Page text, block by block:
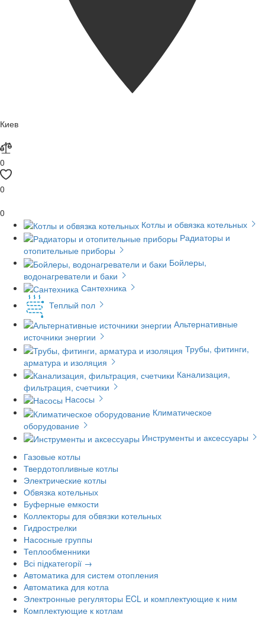
Киев
0
0
0
Котлы и обвязка котельных
Радиаторы и
отопительные приборы
Бойлеры,
водонагреватели и баки
Сантехника
Теплый пол
Альтернативные
источники энергии
Трубы, фитинги,
арматура и изоляция
Канализация,
фильтрация, счетчики
Насосы
Климатическое
оборудование
Инструменты и аксессуары
Газовые котлы
Твердотопливные котлы
Электрические котлы
Обвязка котельных
Буферные емкости
Коллекторы для обвязки котельных
Гидрострелки
Насосные группы
Теплообменники
Всі підкатегорії →
Автоматика для систем отопления
Автоматика для котла
Электронные регуляторы ECL и комплектующие к ним
Комплектующие к котлам